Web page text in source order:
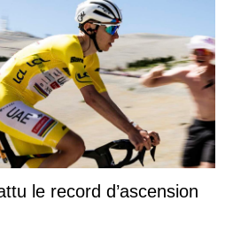
le record d’ascension